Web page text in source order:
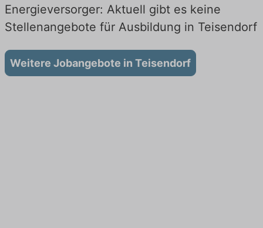
Energieversorger: Aktuell gibt es keine
Stellenangebote für Ausbildung in Teisendorf
Weitere Jobangebote in Teisendorf